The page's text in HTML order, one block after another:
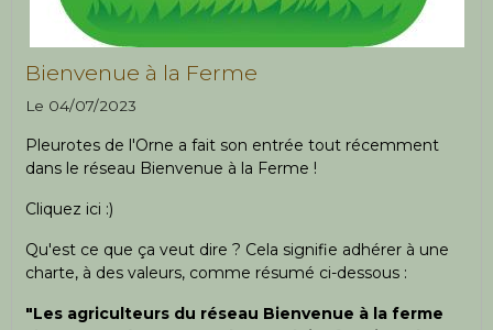
Bienvenue à la Ferme
Le 04/07/2023
Pleurotes de l'Orne a fait son entrée tout récemment
dans le réseau Bienvenue à la Ferme !
Cliquez ici :)
Qu'est ce que ça veut dire ? Cela signifie adhérer à une
charte, à des valeurs, comme résumé ci-dessous :
"Les agriculteurs du réseau Bienvenue à la ferme